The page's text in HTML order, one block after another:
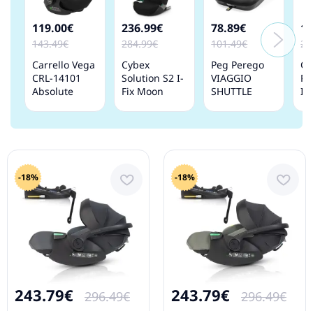
119.00€
143.49€
Carrello Vega
CRL-14101
Absolute
0-13 кг
236.99€
284.99€
Cybex
Solution S2 I-
Fix Moon
15-50 кг
78.89€
101.49€
Peg Perego
VIAGGIO
SHUTTLE
автокресло
0-
-18%
243.79€ 296.49€
-18%
243.79€ 296.49€